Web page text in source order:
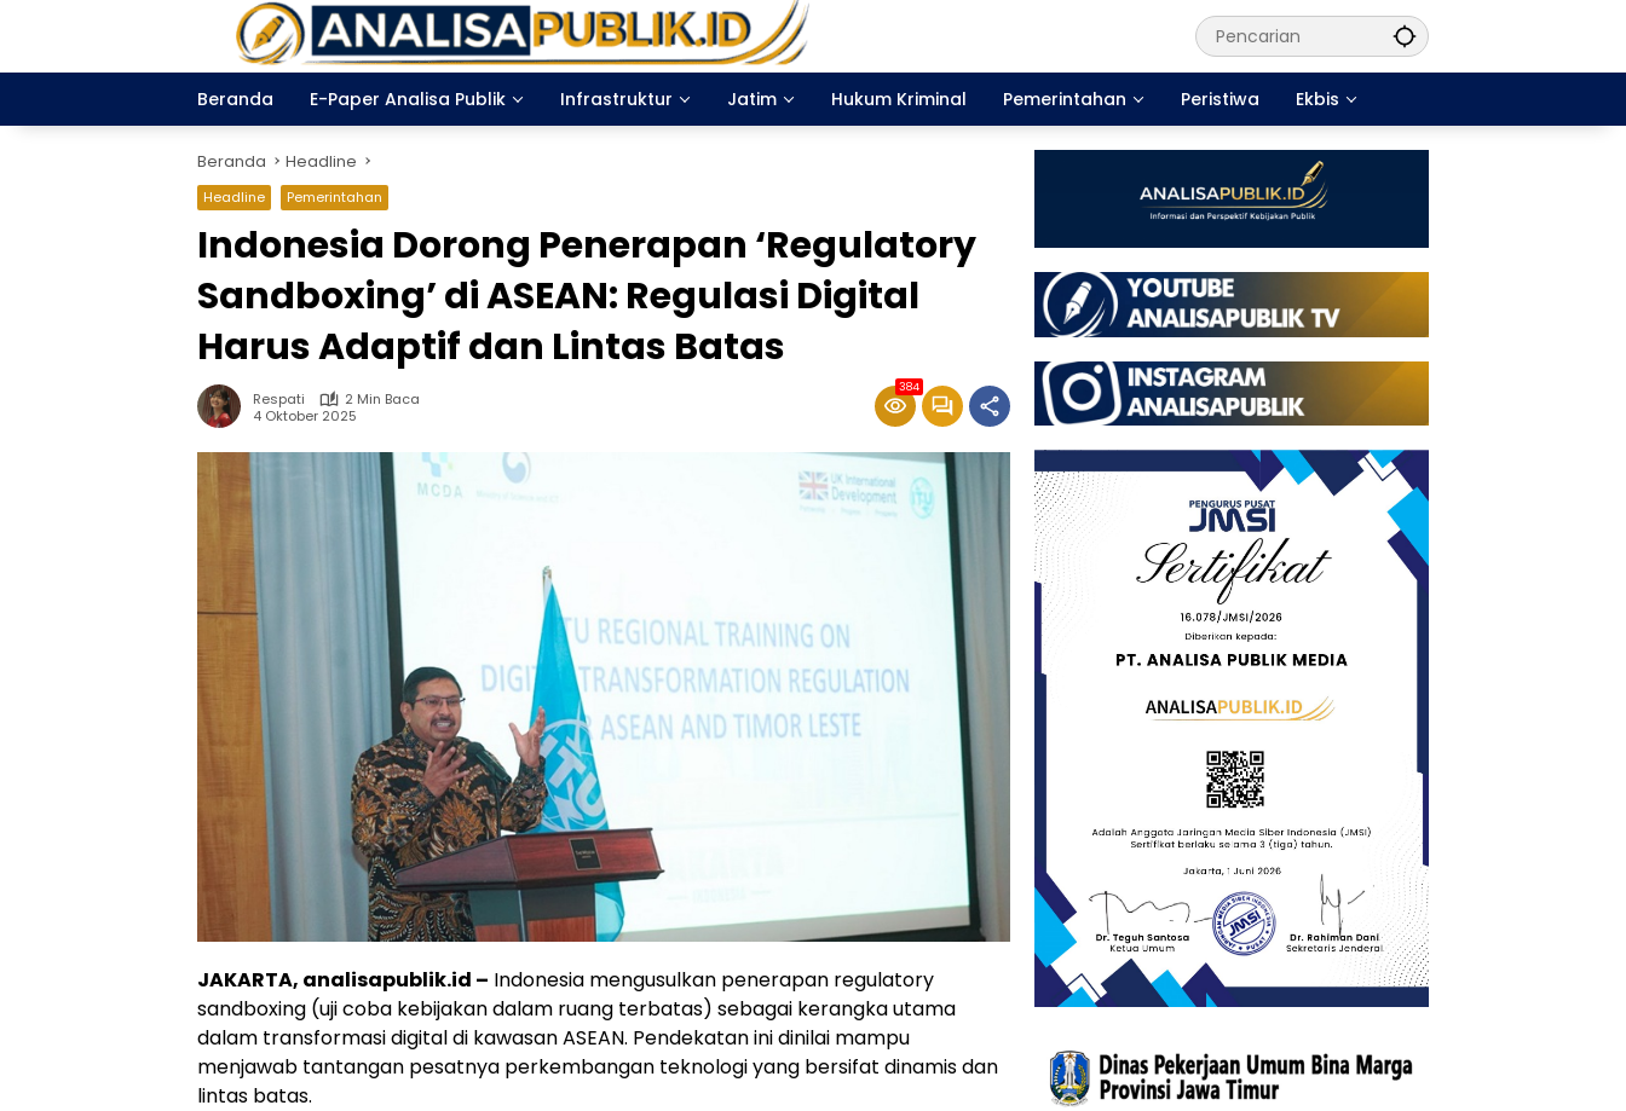
Beranda
E-Paper Analisa Publik Infrastruktur Jatim Hukum Kriminal Pemerintahan Peristiwa Ekbis
Beranda Headline
Headline Pemerintahan
Indonesia Dorong Penerapan ‘Regulatory
Sandboxing’ di ASEAN: Regulasi Digital
Harus Adaptif dan Lintas Batas
Respati
2 Min Baca
4 Oktober 2025
384
JAKARTA, analisapublik.id – Indonesia mengusulkan penerapan regulatory
sandboxing (uji coba kebijakan dalam ruang terbatas) sebagai kerangka utama
dalam transformasi digital di kawasan ASEAN. Pendekatan ini dinilai mampu
menjawab tantangan pesatnya perkembangan teknologi yang bersifat dinamis dan
lintas batas.